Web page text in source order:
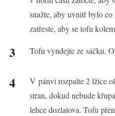
snažte, aby uvnitř bylo
zatřeste, aby se tofu
Tofu vyndejte ze sáčku.
V pánvi rozpalte 2 lžíce
stran, dokud nebude
lehce dozlatova. Tofu